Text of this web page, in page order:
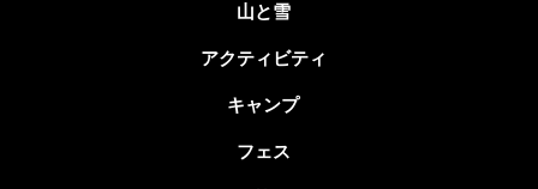
山と雪
アクティビティ
キャンプ
フェス